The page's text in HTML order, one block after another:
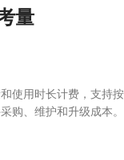
量
使用时长计费，支持按
购、维护和升级成本。